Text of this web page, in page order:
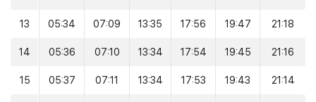
13 05:34 07:09 13:35 17:56 19:47 21:18
14 05:36 07:10 13:34 17:54 19:45 21:16
15 05:37 07:11 13:34 17:53 19:43 21:14